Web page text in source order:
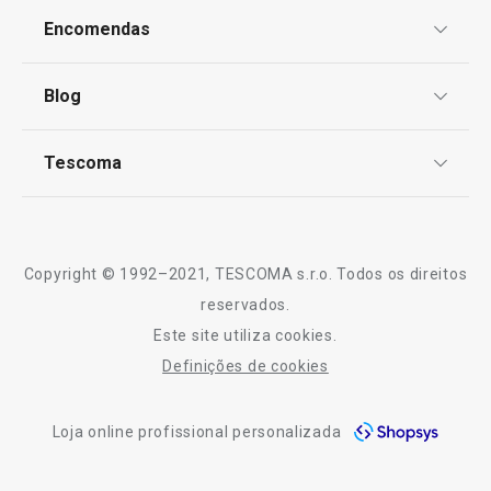
Produtos virais nas redes socias
Especial Dia do Pai
Livro de Reclamações
Encomendas
Perguntas Frequentes
Blog
Tescoma
Copyright © 1992–2021, TESCOMA s.r.o. Todos os direitos
reservados.
Este site utiliza cookies.
Definições de cookies
Loja online profissional personalizada